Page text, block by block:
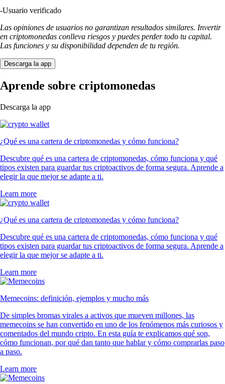
-Usuario verificado
Las opiniones de usuarios no garantizan resultados similares. Invertir
en criptomonedas conlleva riesgos y puedes perder todo tu capital.
Las funciones y su disponibilidad dependen de tu región.
Descarga la app
Aprende sobre criptomonedas
Descarga la app
¿Qué es una cartera de criptomonedas y cómo funciona?
Descubre qué es una cartera de criptomonedas, cómo funciona y qué
tipos existen para guardar tus criptoactivos de forma segura. Aprende a
elegir la que mejor se adapte a ti.
Learn more
¿Qué es una cartera de criptomonedas y cómo funciona?
Descubre qué es una cartera de criptomonedas, cómo funciona y qué
tipos existen para guardar tus criptoactivos de forma segura. Aprende a
elegir la que mejor se adapte a ti.
Learn more
Memecoins: definición, ejemplos y mucho más
De simples bromas virales a activos que mueven millones, las
memecoins se han convertido en uno de los fenómenos más curiosos y
comentados del mundo cripto. En esta guía te explicamos qué son,
cómo funcionan, por qué dan tanto que hablar y cómo comprarlas paso
a paso.
Learn more